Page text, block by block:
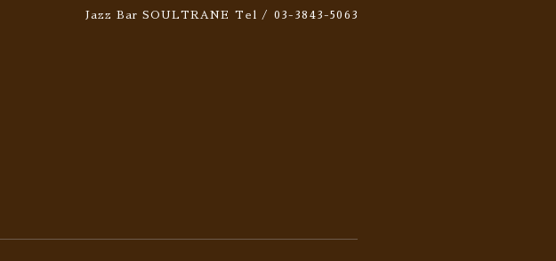
Jazz Bar SOULTRANE Tel / 03-3843-5063